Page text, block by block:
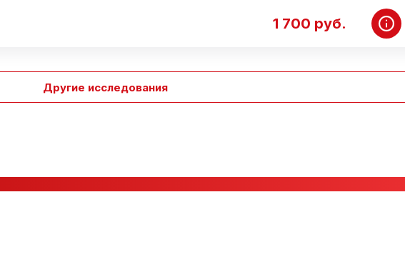
1 700 руб.
Другие исследования